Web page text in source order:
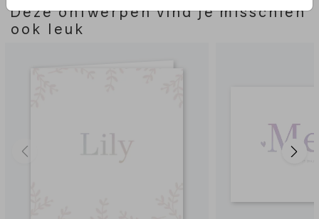
Deze ontwerpen vind je misschien
ook leuk